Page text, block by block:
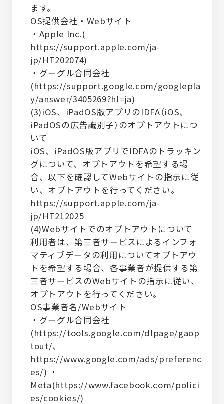
ます。
OS提供会社・Webサイト
・Apple Inc.(
https://support.apple.com/ja-
jp/HT202074)
・グーグル合同会社
(https://support.google.com/googlepla
y/answer/3405269?hl=ja)
(3)iOS、iPadOS版アプリのIDFA（iOS、
iPadOSの広告識別子）のオプトアウトにつ
いて
iOS、iPadOS版アプリでIDFAのトラッキン
グについて、オプトアウトを希望する場
合、以下を確認してWebサイトの指示に従
い、オプトアウトを行ってください。
https://support.apple.com/ja-
jp/HT212025
(4)Webサイトでのオプトアウトについて
利用者は、第三者サービスによるインフォ
マティブデータの利用についてオプトアウ
トを希望する場合、各事業者が提供する第
三者サービスのWebサイトの指示に従い、
オプトアウトを行ってください。
OS事業者名/Webサイト
・グーグル合同会社
(https://tools.google.com/dlpage/gaop
tout/、
https://www.google.com/ads/preferenc
es/) ・
Meta(https://www.facebook.com/polici
es/cookies/)